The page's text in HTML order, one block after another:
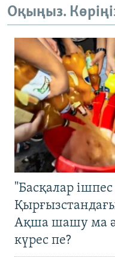
Оқыңыз.
"Басқалар
Ақша шашу ма
күрес пе?